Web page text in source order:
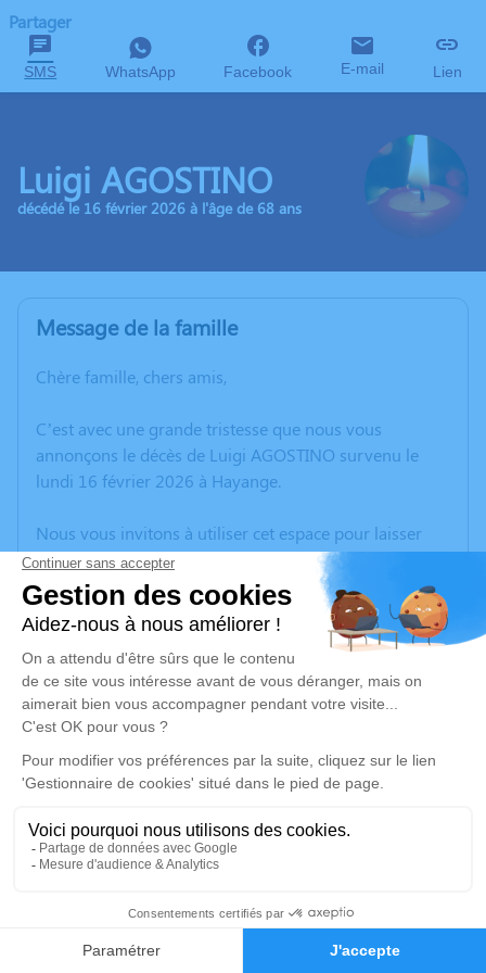
Faire-part Hommages
Partager
SMS WhatsApp Facebook E-mail Lien
Luigi AGOSTINO
décédé le 16 février 2026 à l'âge de 68 ans
Message de la famille
Chère famille, chers amis,
C’est avec une grande tristesse que nous vous
annonçons le décès de Luigi AGOSTINO survenu le
lundi 16 février 2026 à Hayange.
Nous vous invitons à utiliser cet espace pour laisser
vos condoléances, partager des photos souvenirs, une
anecdote ou exprimer vos pensées à travers des
poèmes ou des textes. Cet endroit est un lieu
d'expression dédié à honorer la mémoire de Luigi
AGOSTINO.
Un service de plantation d’arbre hommage est
disponible ici.
Je rends hommage
Cérémonie civile
Crématorium de Yutz
9 Rue de Poitiers